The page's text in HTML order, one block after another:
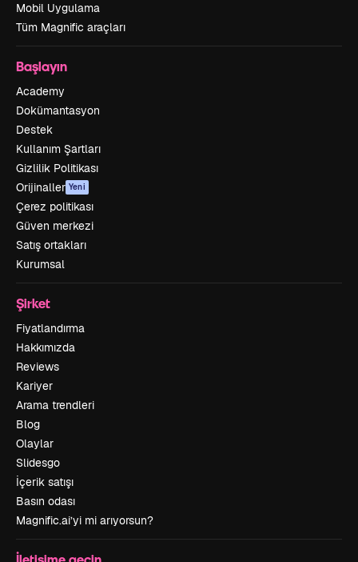
Mobil Uygulama
Tüm Magnific araçları
Başlayın
Academy
Dokümantasyon
Destek
Kullanım Şartları
Gizlilik Politikası
Orijinaller Yeni
Çerez politikası
Güven merkezi
Satış ortakları
Kurumsal
Şirket
Fiyatlandırma
Hakkımızda
Reviews
Kariyer
Arama trendleri
Blog
Olaylar
Slidesgo
İçerik satışı
Basın odası
Magnific.ai’yi mi arıyorsun?